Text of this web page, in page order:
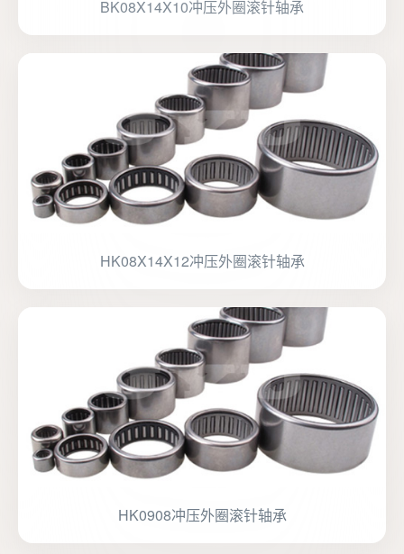
BK08X14X10冲压外圈滚针轴承
HK08X14X12冲压外圈滚针轴承
HK0908冲压外圈滚针轴承